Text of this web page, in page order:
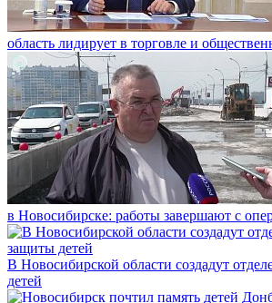
область лидирует в торговле и
в Новосибирске: работы завершают с
В Новосибирской области создадут
детей